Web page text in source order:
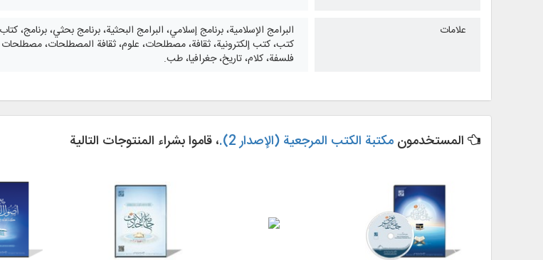
علامات
البرامج الإسلامية، برنامج إسلامي، البرامج البحثية، برنامج بحثي، برنامج،
كتب، كتب إلكترونية، ثقافة، مصطلحات، علوم، ثقافة المصطلحات، مصطلحات
فلسفة، كلام، تاريخ، جغرافيا، طب.
المستخدمونمكتبة الكتب المرجعية (الإصدار 2). ، قاموا بشراء المنتوجات التالية